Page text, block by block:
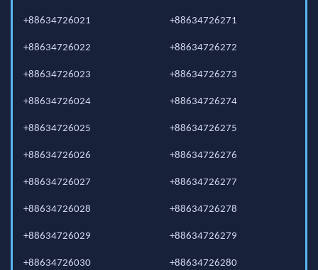
+88634726021
+88634726022
+88634726023
+88634726024
+88634726025
+88634726026
+88634726027
+88634726028
+88634726029
+88634726030
+88634726271
+88634726272
+88634726273
+88634726274
+88634726275
+88634726276
+88634726277
+88634726278
+88634726279
+88634726280